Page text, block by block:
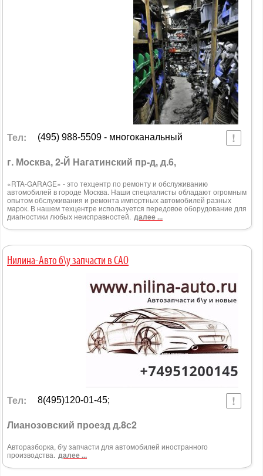
Тел: (495) 988-5509 - многоканальный
г. Москва, 2-Й Нагатинский пр-д, д.6,
«RTA-GARAGE» - это техцентр по ремонту и обслуживанию
автомобилей в городе Москва. Наши специалисты обладают огромным
опытом обслуживания и ремонта импортных автомобилей разных
марок. В нашем техцентре используется передовое оборудование для
диагностики любых неисправностей. далее ...
Нилина-Авто б\у запчасти в САО
Тел: 8(495)120-01-45;
Лианозовский проезд д.8с2
Авторазборка, б\у запчасти для автомобилей иностранного
производства. далее ...